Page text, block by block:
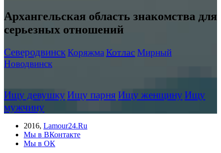
Архангельская область знакомства для
серьезных отношений
СеверодвинскКоряжма Котлас Мирный
Новодвинск
Ищу девушкуИщу парня Ищу женщинуИщу
мужчину
2016, Lamour24.Ru
Мы в ВКонтакте
Мы в ОК